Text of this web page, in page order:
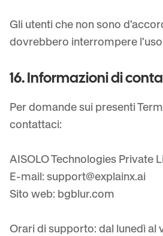
Gli utenti che non sono
dovrebbero interrompere
16. Informazioni di
Per domande sui presenti
contattaci:
AISOLO Technologies Private
E-mail: support@explainx.ai
Sito web: bgblur.com
Orari di supporto: dal lunedì al